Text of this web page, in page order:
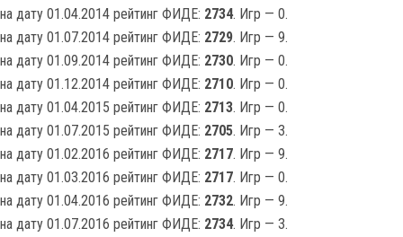
на дату 01.04.2014 рейтинг ФИДЕ: 2734. Игр — 0.
на дату 01.07.2014 рейтинг ФИДЕ: 2729. Игр — 9.
на дату 01.09.2014 рейтинг ФИДЕ: 2730. Игр — 0.
на дату 01.12.2014 рейтинг ФИДЕ: 2710. Игр — 0.
на дату 01.04.2015 рейтинг ФИДЕ: 2713. Игр — 0.
на дату 01.07.2015 рейтинг ФИДЕ: 2705. Игр — 3.
на дату 01.02.2016 рейтинг ФИДЕ: 2717. Игр — 9.
на дату 01.03.2016 рейтинг ФИДЕ: 2717. Игр — 0.
на дату 01.04.2016 рейтинг ФИДЕ: 2732. Игр — 9.
на дату 01.07.2016 рейтинг ФИДЕ: 2734. Игр — 3.